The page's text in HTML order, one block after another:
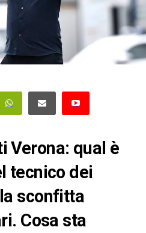
Verona: qual è
tecnico dei
sconfitta
Cosa sta